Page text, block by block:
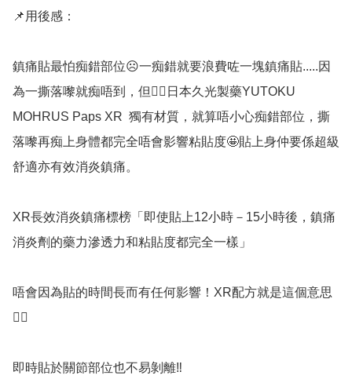
📌用後感：
鎮痛貼最怕痴錯部位☹一痴錯就要浪費咗一塊鎮痛貼.....因
為一撕落嚟就痴唔到，但👉🏻日本久光製藥YUTOKU
MOHRUS Paps XR  獨有材質，就算唔小心痴錯部位，撕
落嚟再痴上身體都完全唔會影響粘貼度🤩貼上身仲要係超級
舒適亦有效消炎鎮痛。
XR長效消炎鎮痛標榜「即使貼上12小時－15小時後，鎮痛
消炎劑的藥力滲透力和粘貼度都完全一樣」
唔會因為貼的時間長而有任何影響！XR配方就是這個意思
👍🏻
即時貼於關節部位也不易剝離‼️